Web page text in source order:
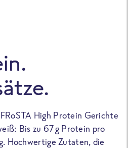
High Protein Gerichte
Bis zu 67 g Protein pro
Hochwertige Zutaten, die